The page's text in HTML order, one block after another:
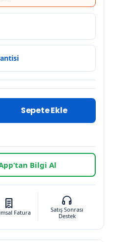
Sepete Ekle
Bilgi Al
Fatura
Satış Sonrası
Destek